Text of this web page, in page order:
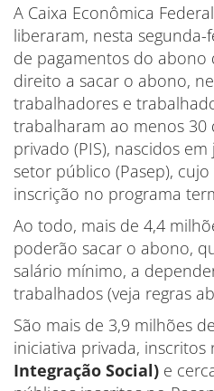
A Caixa Econômica
liberaram, nesta segunda-
de pagamentos do abono
direito a sacar o abono,
trabalhadores e
trabalharam ao menos 30
privado (PIS), nascidos
setor público (Pasep),
inscrição no programa
Ao todo, mais de 4,4
poderão sacar o abono,
salário mínimo, a
trabalhados (veja regras
São mais de 3,9 milhões
iniciativa privada, inscritos
Integração Social) e